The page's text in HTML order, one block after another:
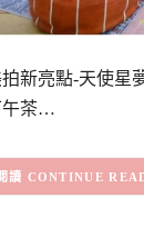
新亮點-天使星
午茶…
CONTINUE